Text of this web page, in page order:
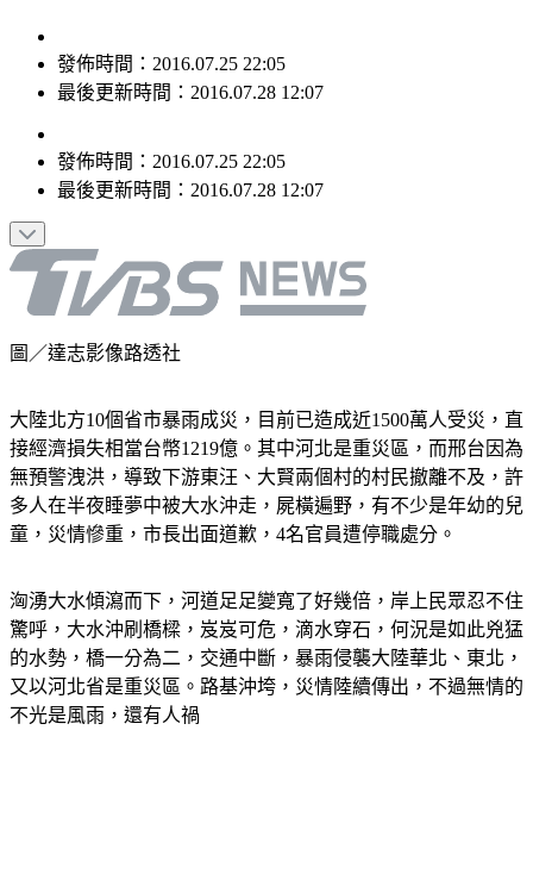
發佈時間：2016.07.25 22:05
最後更新時間：2016.07.28 12:07
發佈時間： 2016.07.25 22:05
最後更新時間： 2016.07.28 12:07
圖／達志影像路透社
大陸北方10個省市暴雨成災，目前已造成近1500萬人受災，直
接經濟損失相當台幣1219億。其中河北是重災區，而邢台因為
無預警洩洪，導致下游東汪、大賢兩個村的村民撤離不及，許
多人在半夜睡夢中被大水沖走，屍橫遍野，有不少是年幼的兒
童，災情慘重，市長出面道歉，4名官員遭停職處分。
洶湧大水傾瀉而下，河道足足變寬了好幾倍，岸上民眾忍不住
驚呼，大水沖刷橋樑，岌岌可危，滴水穿石，何況是如此兇猛
的水勢，橋一分為二，交通中斷，暴雨侵襲大陸華北、東北，
又以河北省是重災區。路基沖垮，災情陸續傳出，不過無情的
不光是風雨，還有人禍